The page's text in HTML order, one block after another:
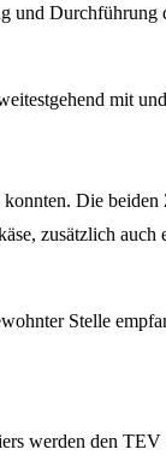
und Durchführung
mit
konnten. Die
zusätzlich
Stelle
werden den TEV